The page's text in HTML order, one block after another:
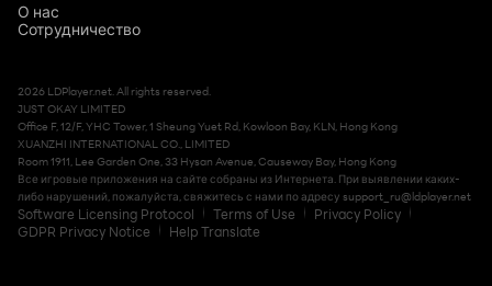
О нас
Сотрудничество
2026 LDPlayer.net. All rights reserved.
JUST OKAY LIMITED
Office F, 12/F, YHC Tower, 1 Sheung Yuet Rd, Kowloon Bay, KLN, Hong Kong
XUANZHI INTERNATIONAL CO., LIMITED
Room 1911, Lee Garden One, 33 Hysan Avenue, Causeway Bay, Hong Kong
Все игровые приложения на сайте собраны из Интернета. При выявлении каких-
либо нарушений, пожалуйста, свяжитесь с нами по адресу support_ru@ldplayer.net
Software Licensing Protocol Terms of Use
Privacy Policy
GDPR Privacy Notice
Help Translate